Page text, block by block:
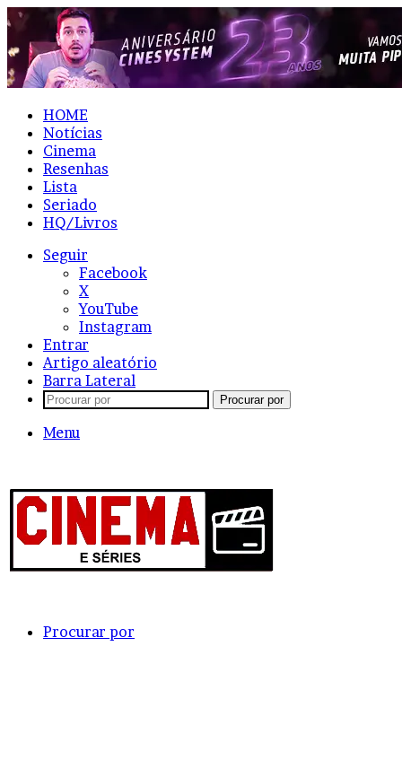
HOME
Notícias
Cinema
Resenhas
Lista
Seriado
HQ/Livros
Seguir
Facebook
X
YouTube
Instagram
Entrar
Artigo aleatório
Barra Lateral
Procurar por
Menu
Procurar por